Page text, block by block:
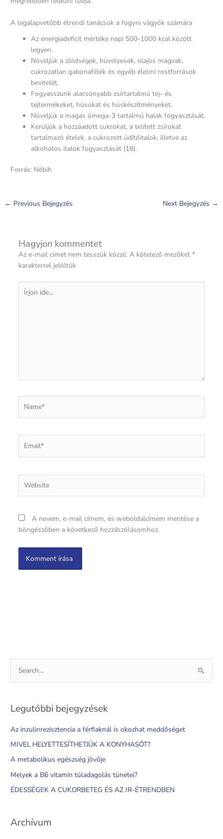
A legalapvetőbb étrendi tanácsok a fogyni vágyók számára
Az energiadeficit mértéke napi 500-1000 kcal között
legyen.
Növeljük a zöldségek, hüvelyesek, olajos magvak,
cukrozatlan gabonafélék és egyéb élelmi rostforrások
bevitelét.
Fogyasszunk alacsonyabb zsírtartalmú tej- és
tejtermékeket, húsokat és húskészítményeket.
Növeljük a magas ómega-3 tartalmú halak fogyasztását.
Kerüljük a hozzáadott cukrokat, a telített zsírokat
tartalmazó ételek, a cukrozott üdítőitalok, illetve az
alkoholos italok fogyasztását (18).
Forrás: Nébih
← Previous Bejegyzés Next Bejegyzés →
Hagyjon kommentet
Az e-mail címet nem tesszük közzé. A kötelező mezőket *
karakterrel jelöltük
Írjon
ide...
A nevem, e-mail címem, és weboldalcímem mentése a
böngészőben a következő hozzászólásomhoz.
e
r
c
h
r
:
Legutóbbi bejegyzések
Az inzulinrezisztencia a férfiaknál is okozhat meddőséget
MIVEL HELYETTESÍTHETJÜK A KONYHASÓT?
A metabolikus egészség jövője
Melyek a B6 vitamin túladagolás tünetei?
ÉDESSÉGEK A CUKORBETEG ÉS AZ IR-ÉTRENDBEN
Archívum